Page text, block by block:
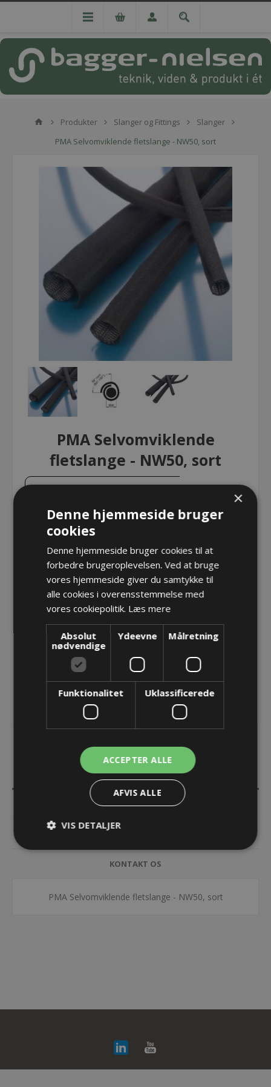
Produkter Slanger og Fittings
Slanger
PMA Selvomviklende fletslange - NW50, sort
PMA Selvomviklende
fletslange - NW50, sort
PMA Selvomviklende fletslange - NW50, sort
Varenr.: G.PX.50SW.25
Producent: PMA - ABB Schweitzerland Ltd
Opret konto for at se priser
KØB
BESKRIVELSE
SPECIFIKATIONER
DOKUMENTER
KONTAKT OS
PMA Selvomviklende fletslange - NW50, sort
×
Denne hjemmeside bruger
cookies
Denne hjemmeside bruger cookies til at
forbedre brugeroplevelsen. Ved at bruge
vores hjemmeside giver du samtykke til
alle cookies i overensstemmelse med
vores cookiepolitik. Læs mere
Absolut
nødvendige
Ydeevne Målretning
Funktionalitet Uklassificerede
ACCEPTER ALLE
AFVIS ALLE
VIS DETALJER